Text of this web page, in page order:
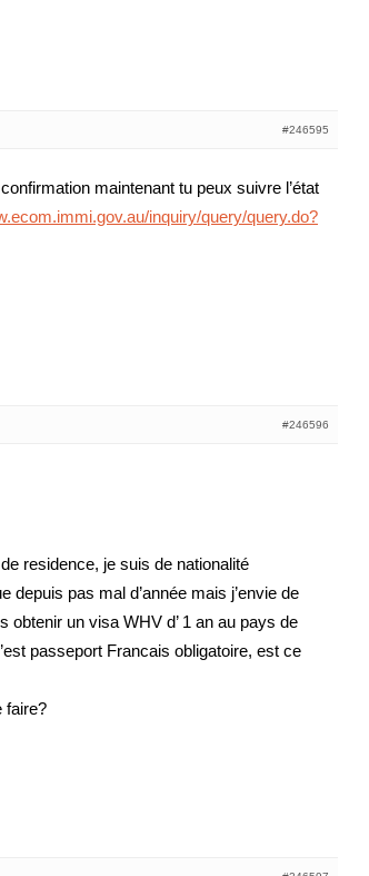
#246595
maintenant tu peux suivre l’état
inquiry/query/query.do?
#246596
residence, je suis de nationalité
depuis pas mal d’année mais j’envie de
un visa WHV d’ 1 an au pays de
passeport Francais obligatoire, est ce
faire?